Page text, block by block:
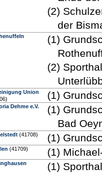
(2)
der
(1)
(2)
Union
(1)
Dehme e.V.
(1)
Bad
(41708) (1)
(41709) (1)
(1)